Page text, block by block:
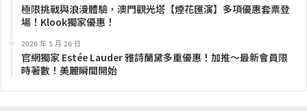
極限挑戰與浪漫體驗，澳門觀光塔【煙花匯演】多項優惠套票登
場！Klook獨家優惠！
2026 年 5 月 26 日
官網獨家 Estée Lauder 雅詩蘭黛多重優惠！加推～最新會員限
時著數！美麗瞬間開始